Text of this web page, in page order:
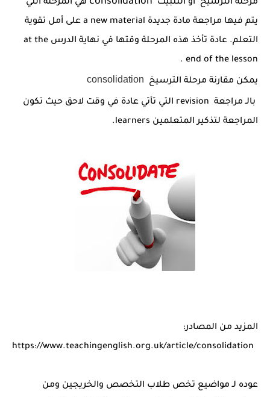
مرحلة الترسيخ أو التثبيت
هي المرحلة التي
يتم فيها مراجعة مادة جديدة a new material على أمل تقوية
التعلم. عادة تأخذ هذه المرحلة وقتها في نهاية الدرس at the
end of the lesson .
يمكن مقارنة مرحلة الترسيخ consolidation
بالـ مراجعة revision التي تأتي عادة في وقت لاحق حيث تكون
المراجعة لتذكير المتعلمين learners.
المزيد من المصادر:
https://www.teachingenglish.org.uk/article/consolidation
عوده لـ مواضيع تخص طلاب التخصص والخريجين ومن